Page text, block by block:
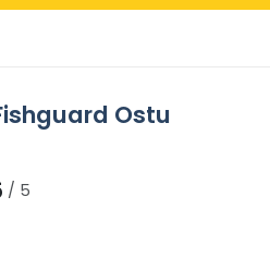
Ostu
/ 5